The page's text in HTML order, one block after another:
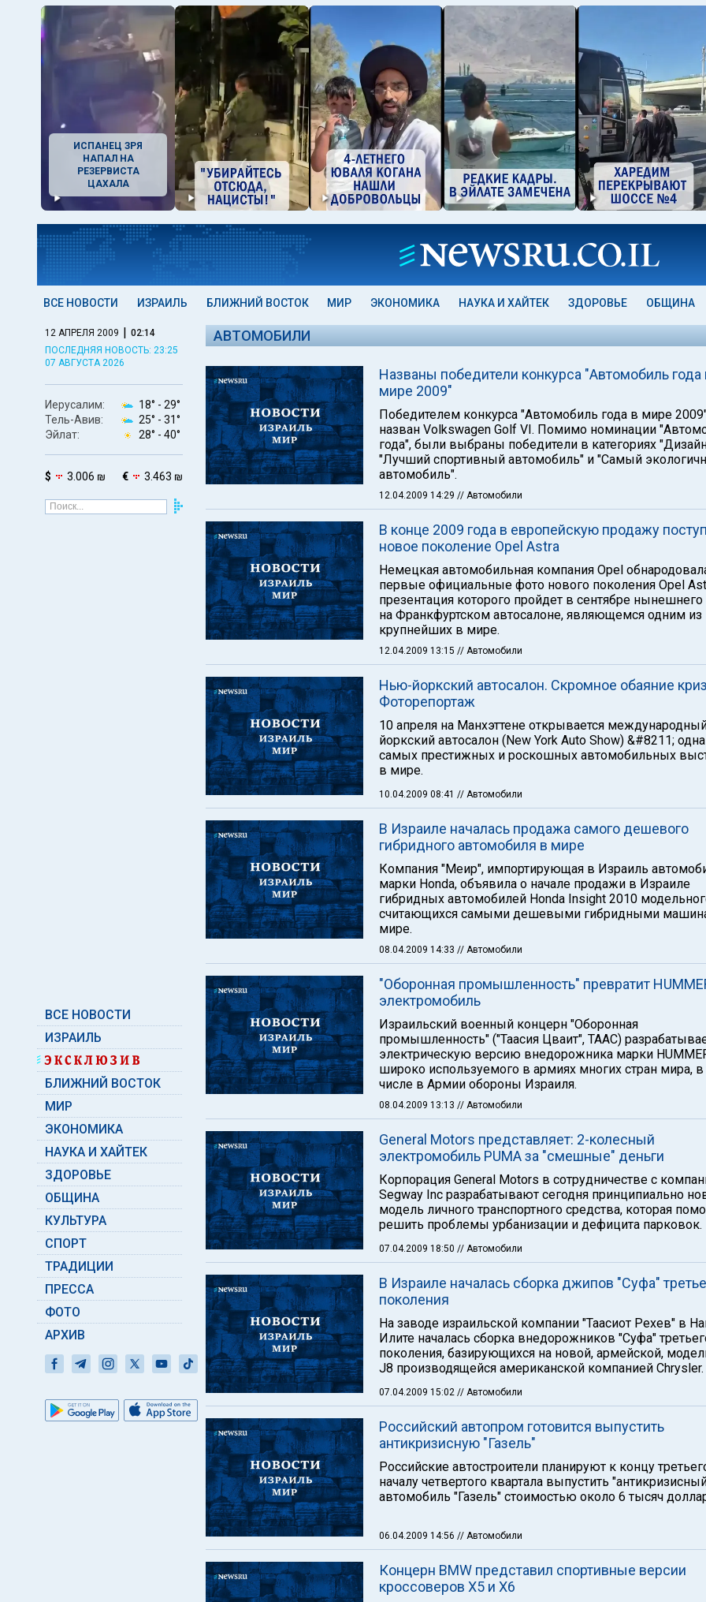
ИСПАНЕЦ ЗРЯ
НАПАЛ НА
РЕЗЕРВИСТА
ЦАХАЛА
ВСЕ НОВОСТИ ИЗРАИЛЬ БЛИЖНИЙ ВОСТОК МИР ЭКОНОМИКА НАУКА И ХАЙТЕК ЗДОРОВЬЕ ОБЩИНА
12 АПРЕЛЯ 2009 | 02:14
ПОСЛЕДНЯЯ НОВОСТЬ: 23:25
07 АВГУСТА 2026
Иерусалим: 18° - 29°
Тель-Авив:
25° - 31°
Эйлат:
28° - 40°
$ 3.006 ₪ € 3.463 ₪
ВСЕ НОВОСТИ
ИЗРАИЛЬ
БЛИЖНИЙ ВОСТОК
МИР
ЭКОНОМИКА
НАУКА И ХАЙТЕК
ЗДОРОВЬЕ
ОБЩИНА
КУЛЬТУРА
СПОРТ
ТРАДИЦИИ
ПРЕССА
ФОТО
АРХИВ
АВТОМОБИЛИ
Названы победители конкурса "Автомобиль года
мире 2009"
Победителем конкурса "Автомобиль года в мире
назван Volkswagen Golf VI. Помимо номинации
года", были выбраны победители в категориях
"Лучший спортивный автомобиль" и "Самый
автомобиль".
12.04.2009 14:29 // Автомобили
В конце 2009 года в европейскую продажу
новое поколение Opel Astra
Немецкая автомобильная компания Opel
первые официальные фото нового поколения Opel
презентация которого пройдет в сентябре нынешнего
на Франкфуртском автосалоне, являющемся одним из
крупнейших в мире.
12.04.2009 13:15 // Автомобили
Нью-йоркский автосалон. Скромное обаяние
Фоторепортаж
10 апреля на Манхэттене открывается
йоркский автосалон (New York Auto Show) &#8211;
самых престижных и роскошных автомобильных
в мире.
10.04.2009 08:41 // Автомобили
В Израиле началась продажа самого дешевого
гибридного автомобиля в мире
Компания "Меир", импортирующая в Израиль
марки Honda, объявила о начале продажи в Израиле
гибридных автомобилей Honda Insight 2010
считающихся самыми дешевыми гибридными
мире.
08.04.2009 14:33 // Автомобили
"Оборонная промышленность" превратит
электромобиль
Израильский военный концерн "Оборонная
промышленность" ("Таасия Цваит", ТААС)
электрическую версию внедорожника марки
широко используемого в армиях многих стран мира,
числе в Армии обороны Израиля.
08.04.2009 13:13 // Автомобили
General Motors представляет: 2-колесный
электромобиль PUMA за "смешные" деньги
Корпорация General Motors в сотрудничестве с
Segway Inc разрабатывают сегодня принципиально
модель личного транспортного средства, которая
решить проблемы урбанизации и дефицита парковок.
07.04.2009 18:50 // Автомобили
В Израиле началась сборка джипов "Суфа"
поколения
На заводе израильской компании "Таасиот Рехев" в
Илите началась сборка внедорожников "Суфа"
поколения, базирующихся на новой, армейской,
J8 производящейся американской компанией Chrysler.
07.04.2009 15:02 // Автомобили
Российский автопром готовится выпустить
антикризисную "Газель"
Российские автостроители планируют к концу
началу четвертого квартала выпустить
автомобиль "Газель" стоимостью около 6 тысяч
06.04.2009 14:56 // Автомобили
Концерн BMW представил спортивные версии
кроссоверов Х5 и Х6